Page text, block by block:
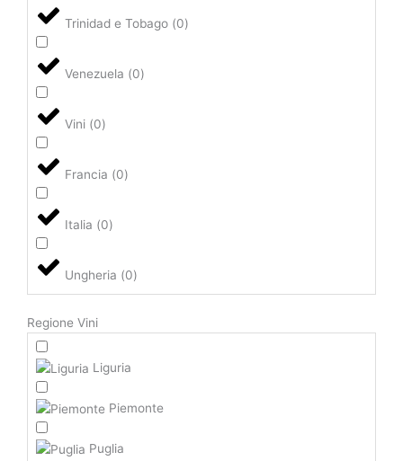
Trinidad e Tobago (0)
Venezuela (0)
Vini (0)
Francia (0)
Italia (0)
Ungheria (0)
Regione Vini
Liguria
Piemonte
Puglia